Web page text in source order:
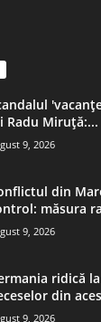
Radu Miruță:...
9, 2026
din
măsura
9, 2026
ridică
din
9, 2026